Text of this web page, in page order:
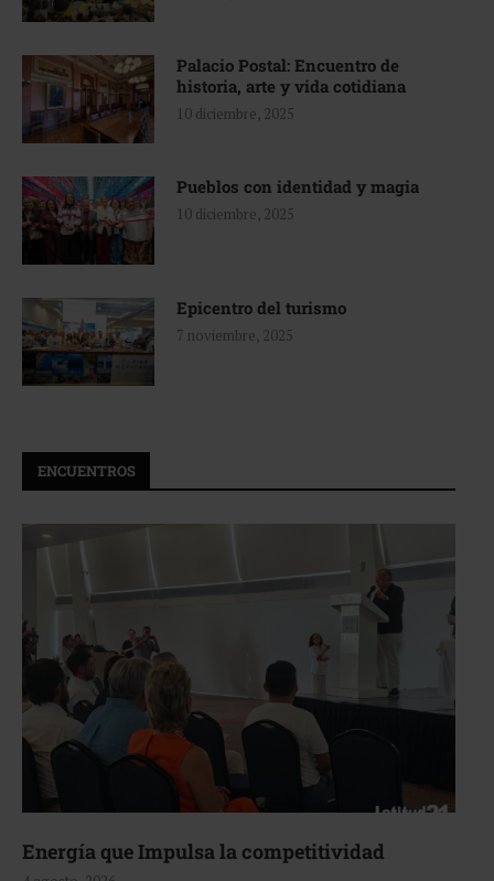
Palacio Postal: Encuentro de
historia, arte y vida cotidiana
10 diciembre, 2025
Pueblos con identidad y magia
10 diciembre, 2025
Epicentro del turismo
7 noviembre, 2025
ENCUENTROS
Energía que Impulsa la competitividad